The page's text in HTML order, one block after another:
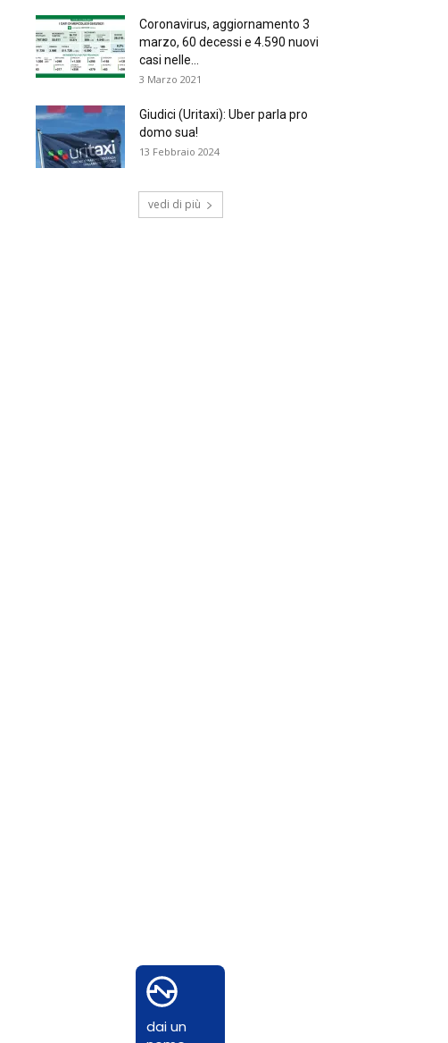
Coronavirus, aggiornamento 3
marzo, 60 decessi e 4.590 nuovi
casi nelle...
3 Marzo 2021
Giudici (Uritaxi): Uber parla pro
domo sua!
13 Febbraio 2024
vedi di più